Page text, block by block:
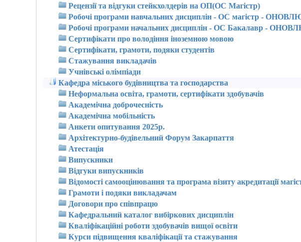
Рецензії та відгуки стейкхолдерів на ОП(ОС Магістр)
Робочі програми навчальних дисциплін - ОС магістр -
Робочі програми начальних дисциплін - ОС Бакалавр -
Сертифікати про володіння іноземною мовою
Сертифікати, грамоти, подяки студентів
Стажування викладачів
Учнівські олімпіади
Кафедра міського будівництва та господарства
Неформальна освіта, грамоти, сертифікати здобувачів
Академічна доброчесність
Академічна мобільність
Анкети опитування 2025р.
Архітектурно-будівельний Форум Закарпаття
Атестація
Випускники
Відгуки випускників
Відомості самооцінювання та програма візиту акредитації
Грамоти і подяки викладачам
Договори про співпрацю
Кафедральний каталог вибіркових дисциплін
Кваліфікаційні роботи здобувачів вищої освіти
Курси підвищення кваліфікації та стажування